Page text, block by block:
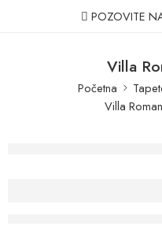
POZOVITE
Villa
Početna
Villa